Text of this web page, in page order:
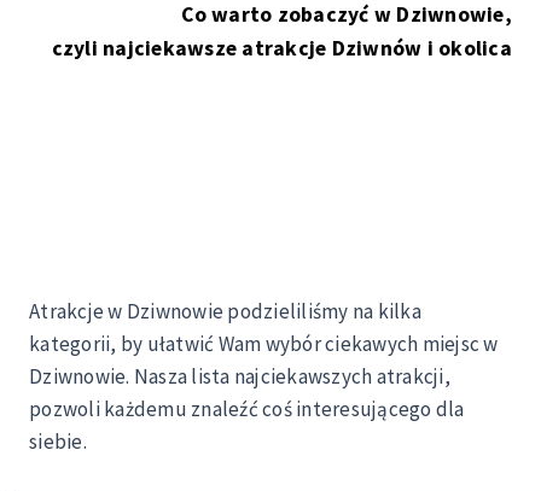
Co warto zobaczyć w Dziwnowie,
czyli najciekawsze atrakcje Dziwnów i okolica
Atrakcje w Dziwnowie podzieliliśmy na kilka
kategorii, by ułatwić Wam wybór ciekawych miejsc w
Dziwnowie. Nasza lista najciekawszych atrakcji,
pozwoli każdemu znaleźć coś interesującego dla
siebie.